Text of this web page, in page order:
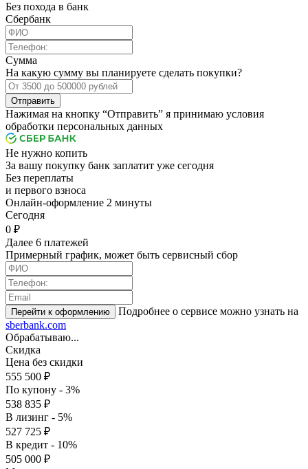
Без похода в банк
Сбербанк
Сумма
На какую сумму вы планируете сделать покупки?
Отправить
Нажимая на кнопку “Отправить” я принимаю условия
обработки персональных данных
Не нужно копить
За вашу покупку банк заплатит уже сегодня
Без переплаты
и первого взноса
Онлайн-оформление 2 минуты
Cегодня
0 ₽
Далее 6 платежей
Примерный график, может быть сервисный сбор
Подробнее о сервисе можно узнать на
sberbank.com
Обрабатываю...
Скидка
Цена без скидки
555 500 ₽
По купону - 3%
538 835 ₽
В лизинг - 5%
527 725 ₽
В кредит - 10%
505 000 ₽